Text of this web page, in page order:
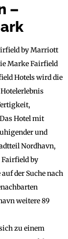
–
by Marriott
Marke Fairfield
Hotels wird die
Hotel mit
und
Nordhavn,
Fairfield by
der Suche nach
weitere 89
zu einem